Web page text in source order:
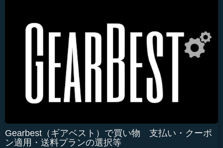
Gearbest（ギアベスト）で買い物 支払い・クーポ
ン適用・送料プランの選択等